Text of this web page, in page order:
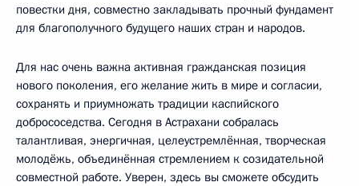
повестки дня, совместно закладывать прочный фундамент
для благополучного будущего наших стран и народов.
Для нас очень важна активная гражданская позиция
нового поколения, его желание жить в мире и согласии,
сохранять и приумножать традиции каспийского
добрососедства. Сегодня в Астрахани собралась
талантливая, энергичная, целеустремлённая, творческая
молодёжь, объединённая стремлением к созидательной
совместной работе. Уверен, здесь вы сможете обсудить